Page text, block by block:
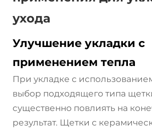
ухода
Улучшение укладки с
применением тепла
При укладке с
выбор подходящего типа
существенно повлиять на
результат. Щетки с